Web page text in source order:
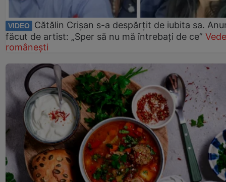
VIDEO
Cătălin Crișan s-a despărțit de iubita sa.
făcut de artist: „Sper să nu mă întrebați de ce”
românești